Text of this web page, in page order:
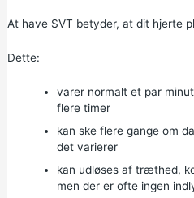
At have SVT betyder, at dit hjerte
Dette:
varer normalt et par
flere timer
kan ske flere gange om
det varierer
kan udløses af træthed,
men der er ofte ingen